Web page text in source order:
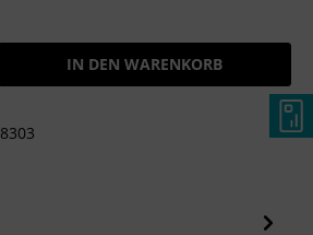
Gib den gewünschten
IN DEN WARENKORB